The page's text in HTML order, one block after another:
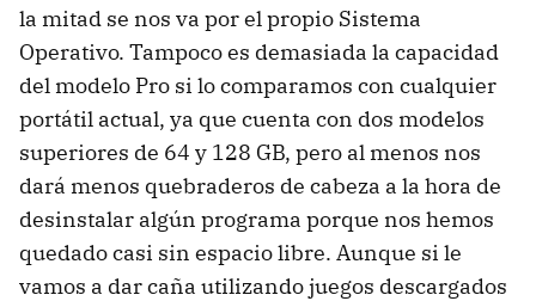
la mitad se nos va por el propio Sistema
Operativo. Tampoco es demasiada la capacidad
del modelo Pro si lo comparamos con cualquier
portátil actual, ya que cuenta con dos modelos
superiores de 64 y 128 GB, pero al menos nos
dará menos quebraderos de cabeza a la hora de
desinstalar algún programa porque nos hemos
quedado casi sin espacio libre. Aunque si le
vamos a dar caña utilizando juegos descargados